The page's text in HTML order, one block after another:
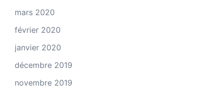
mars 2020
février 2020
janvier 2020
décembre 2019
novembre 2019